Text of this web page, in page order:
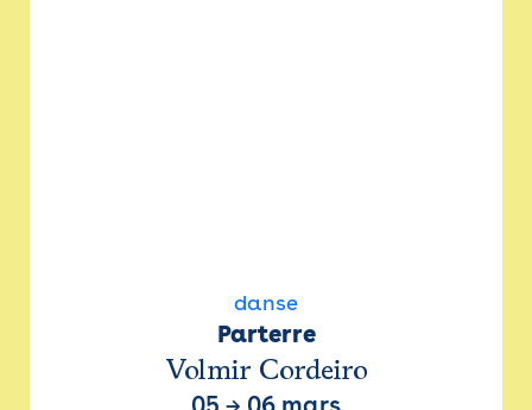
danse
Parterre
Volmir Cordeiro